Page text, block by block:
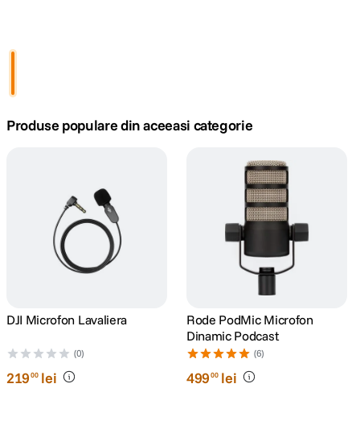
4. peak design
lavaliera
ulanzi
9. card memorie
10 . nou
Produse populare din aceeasi categorie
DJI Microfon Lavaliera
(0)
21900 lei
Rode PodMic Microfon
Dinamic Podcast
(6)
49900 lei